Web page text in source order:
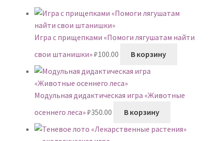
Игра с прищепками «Помоги лягушатам найти
свои штанишки»₽100.00 В корзину
Модульная дидактическая игра «Животные
осеннего леса»₽350.00 В корзину